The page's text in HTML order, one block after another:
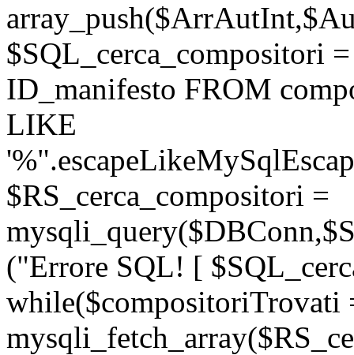
$SQL_cerca_compositori
ID_manifesto FROM
LIKE
$RS_cerca_compositori =
("Errore SQL! [
while($compositoriTrovati